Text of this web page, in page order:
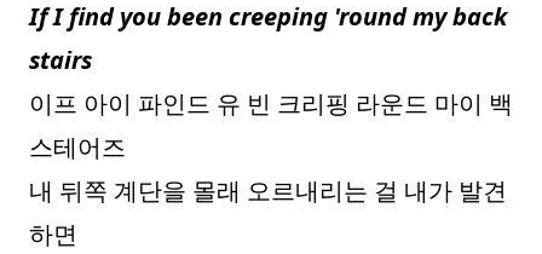
If I find you been creeping 'round my back
stairs
이프 아이 파인드 유 빈 크리핑 라운드 마이 백
스테어즈
내 뒤쪽 계단을 몰래 오르내리는 걸 내가 발견
하면